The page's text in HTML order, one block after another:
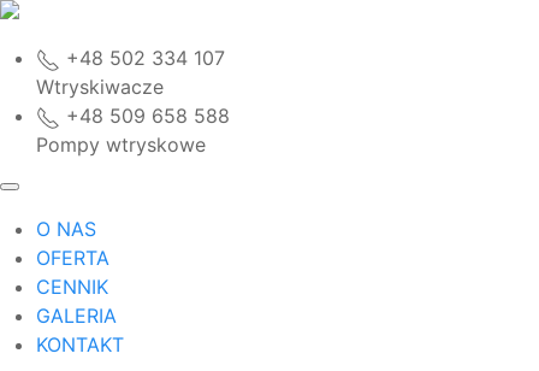
+48 502 334 107
Wtryskiwacze
+48 509 658 588
Pompy wtryskowe
O NAS
OFERTA
CENNIK
GALERIA
KONTAKT